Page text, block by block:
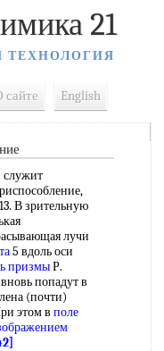
21
сайте English
служит
В зрительную
лучи
5 вдоль оси
призмыР.
попадут в
(почти)
этом в поле